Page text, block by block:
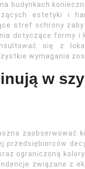
budynkach
estetyki i
stref ochrony
dotyczące formy i
się z
wymagania
w
zaobserwować
przedsiębiorców
ograniczoną
związane z